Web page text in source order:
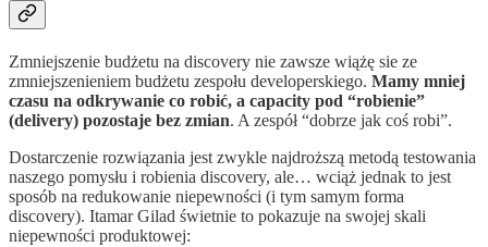
Zmniejszenie budżetu na discovery nie zawsze wiążę sie ze
zmniejszenieniem budżetu zespołu developerskiego. Mamy mniej
czasu na odkrywanie co robić, a capacity pod “robienie”
(delivery) pozostaje bez zmian. A zespół “dobrze jak coś robi”.
Dostarczenie rozwiązania jest zwykle najdroższą metodą testowania
naszego pomysłu i robienia discovery, ale… wciąż jednak to jest
sposób na redukowanie niepewności (i tym samym forma
discovery). Itamar Gilad świetnie to pokazuje na swojej skali
niepewności produktowej: